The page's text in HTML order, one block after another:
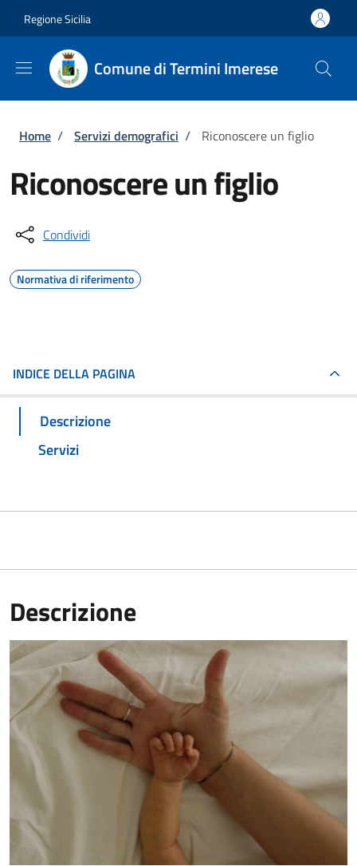
Regione Sicilia
Comune di Termini Imerese
Briciole di pane
Home / Servizi demografici / Riconoscere un figlio
Riconoscere un figlio
Condividi
Normativa di riferimento
INDICE DELLA PAGINA
Descrizione
Servizi
Descrizione